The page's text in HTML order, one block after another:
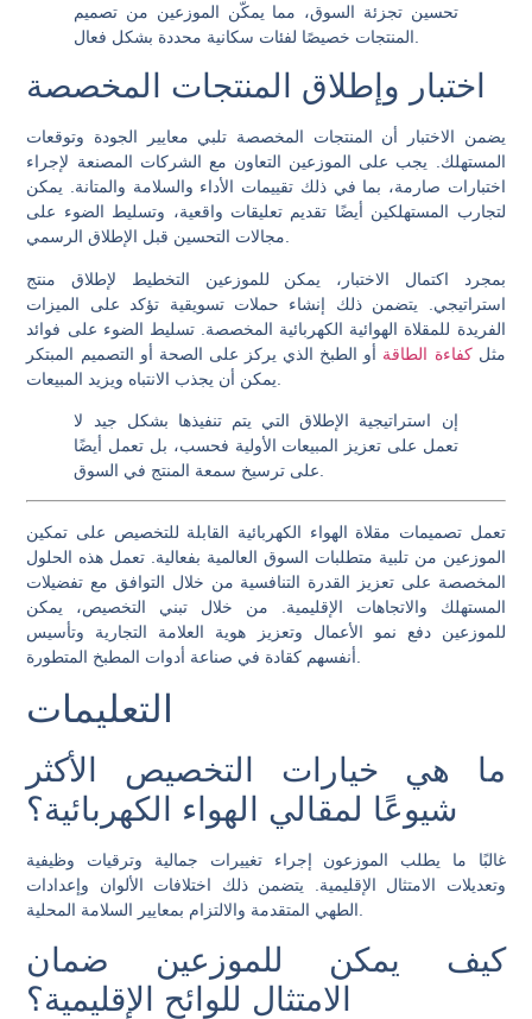
تحسين تجزئة السوق، مما يمكّن الموزعين من تصميم
اختبار وإطلاق المنتجات المخصصة
يضمن الاختبار أن المنتجات المخصصة تلبي معايير الجودة وتوقعات
المستهلك. يجب على الموزعين التعاون مع الشركات المصنعة لإجراء
اختبارات صارمة، بما في ذلك تقييمات الأداء والسلامة والمتانة. يمكن
لتجارب المستهلكين أيضًا تقديم تعليقات واقعية، وتسليط الضوء على
بمجرد اكتمال الاختبار، يمكن للموزعين التخطيط لإطلاق منتج
استراتيجي. يتضمن ذلك إنشاء حملات تسويقية تؤكد على الميزات
الفريدة للمقلاة الهوائية الكهربائية المخصصة. تسليط الضوء على فوائد
مثلكفاءة الطاقة أو الطبخ الذي يركز على الصحة أو التصميم المبتكر
إن استراتيجية الإطلاق التي يتم تنفيذها بشكل جيد لا
تعمل على تعزيز المبيعات الأولية فحسب، بل تعمل أيضًا
تعمل تصميمات مقلاة الهواء الكهربائية القابلة للتخصيص على تمكين
الموزعين من تلبية متطلبات السوق العالمية بفعالية. تعمل هذه الحلول
المخصصة على تعزيز القدرة التنافسية من خلال التوافق مع تفضيلات
المستهلك والاتجاهات الإقليمية. من خلال تبني التخصيص، يمكن
للموزعين دفع نمو الأعمال وتعزيز هوية العلامة التجارية وتأسيس
التعليمات
ما هي خيارات التخصيص الأكثر
شيوعًا لمقالي الهواء الكهربائية؟
غالبًا ما يطلب الموزعون إجراء تغييرات جمالية وترقيات وظيفية
وتعديلات الامتثال الإقليمية. يتضمن ذلك اختلافات الألوان وإعدادات
كيف يمكن للموزعين ضمان
الامتثال للوائح الإقليمية؟